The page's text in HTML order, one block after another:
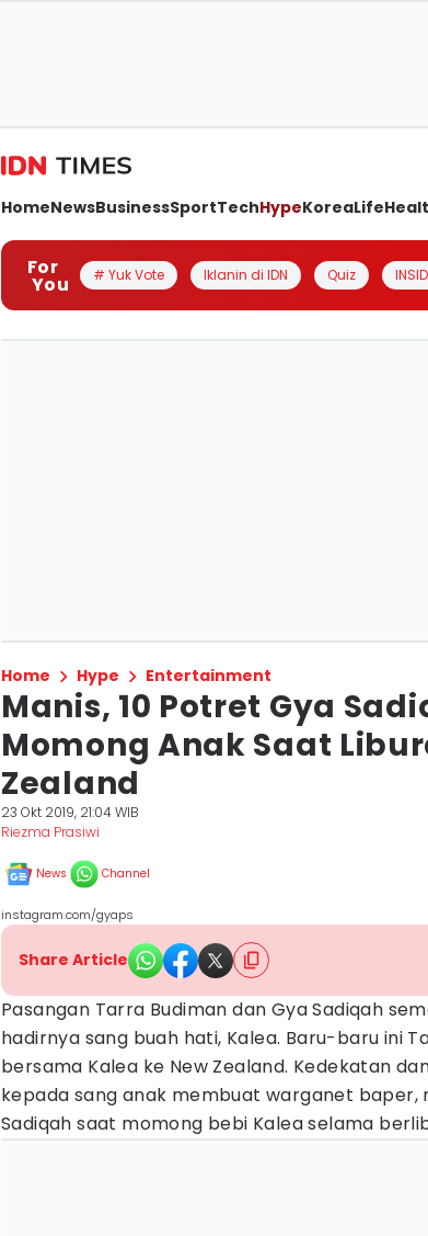
HomeNewsBusinessSportTechHypeKoreaLife
For
You # Yuk Vote Iklanin di IDN Quiz
Home Hype Entertainment
Manis, 10 Potret Gya
Momong Anak Saat
Zealand
23 Okt 2019, 21:04 WIB
Riezma Prasiwi
News Channel
instagram.com/gyaps
Share Article
Pasangan Tarra Budiman dan Gya Sadiqah
hadirnya sang buah hati, Kalea. Baru-baru ini
bersama Kalea ke New Zealand. Kedekatan
kepada sang anak membuat warganet baper,
Sadiqah saat momong bebi Kalea selama